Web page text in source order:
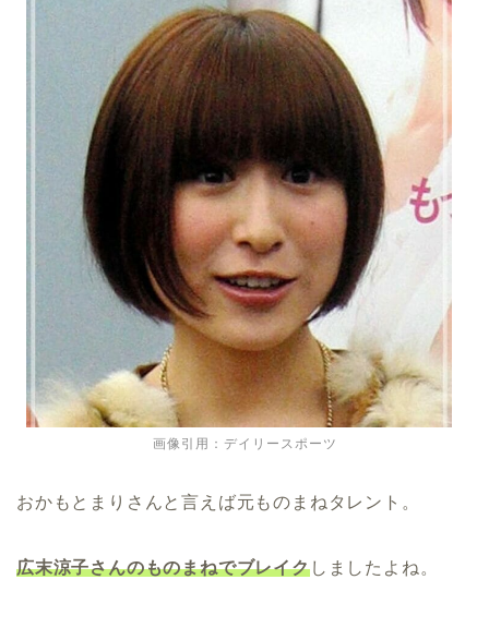
画像引用：デイリースポーツ
おかもとまりさんと言えば元ものまねタレント。
広末涼子さんのものまねでブレイクしましたよね。